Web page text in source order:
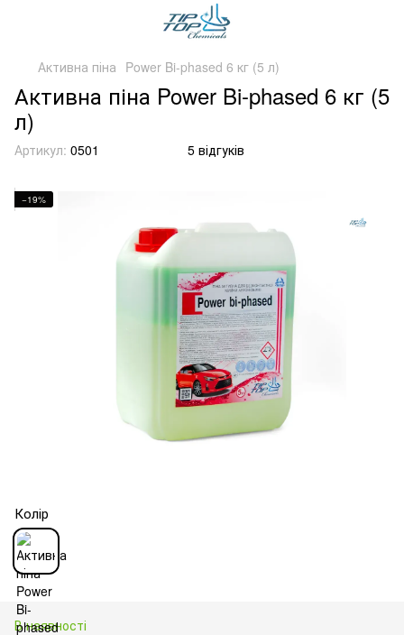
Активна піна Power Bi-phased 6 кг (5 л)
Активна піна Power Bi-phased 6 кг (5
л)
Артикул: 0501 5 відгуків
−19%
Колір
В наявності